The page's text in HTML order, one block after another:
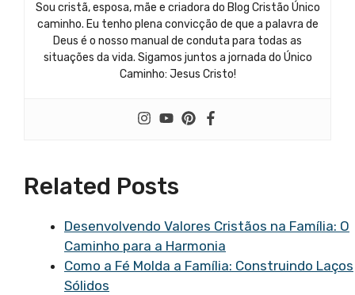
Sou cristã, esposa, mãe e criadora do Blog Cristão Único
caminho. Eu tenho plena convicção de que a palavra de
Deus é o nosso manual de conduta para todas as
situações da vida. Sigamos juntos a jornada do Único
Caminho: Jesus Cristo!
Related Posts
Desenvolvendo Valores Cristãos na Família: O
Caminho para a Harmonia
Como a Fé Molda a Família: Construindo Laços
Sólidos